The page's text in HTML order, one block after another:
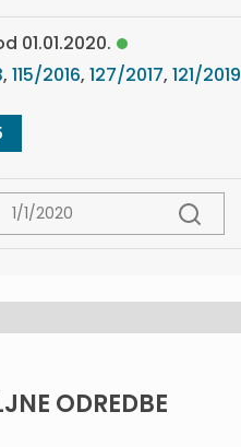
01.01.2020.
, 115/2016, 127/2017, 121/2019
ODREDBE